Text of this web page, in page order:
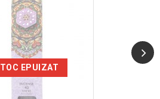
EPUIZAT